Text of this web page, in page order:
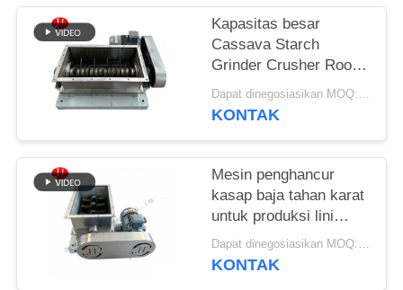
Kapasitas besar
Cassava Starch
Grinder Crusher Root
Tuber Mesin
penghancur
Dapat dinegosiasikan MOQ:1 Set
KONTAK
Mesin penghancur
kasap baja tahan karat
untuk produksi lini
pengolahan pati
Dapat dinegosiasikan MOQ:1 Set
KONTAK